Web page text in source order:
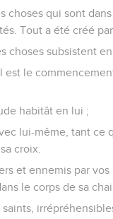
choses qui sont
Tout a été créé
choses subsistent en
est le
habitât en lui ;
lui-même, tant ce
croix.
et ennemis par
le corps de sa